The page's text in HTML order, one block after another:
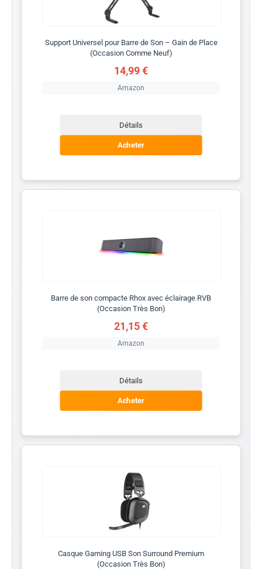
Support Universel pour Barre de Son – Gain de Place
(Occasion Comme Neuf)
14,99 €
Amazon
Détails
Acheter
Barre de son compacte Rhox avec éclairage RVB
(Occasion Très Bon)
21,15 €
Amazon
Détails
Acheter
Casque Gaming USB Son Surround Premium
(Occasion Très Bon)